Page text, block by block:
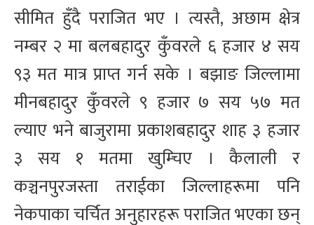
सीमित हुँदै पराजित भए । त्यस्तै, अछाम क्षेत्र
नम्बर २ मा बलबहादुर कुँवरले ६ हजार ४ सय
९३ मत मात्र प्राप्त गर्न सके । बझाङ जिल्लामा
मीनबहादुर कुँवरले ९ हजार ७ सय ५७ मत
ल्याए भने बाजुरामा प्रकाशबहादुर शाह ३ हजार
३ सय १ मतमा खुम्चिए । कैलाली र
कञ्चनपुरजस्ता तराईका जिल्लाहरूमा पनि
नेकपाका चर्चित अनुहारहरू पराजित भएका छन्